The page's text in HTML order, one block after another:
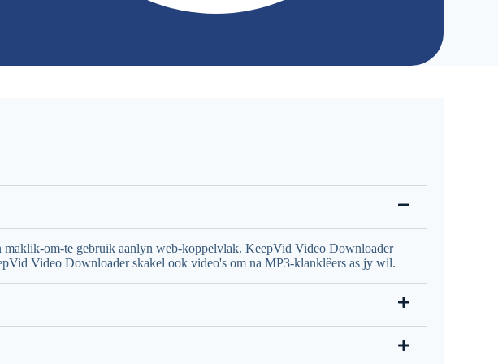
om-te gebruik aanlyn web-koppelvlak. KeepVid Video Downloader
Video Downloader skakel ook video's om na MP3-klanklêers as jy wil.